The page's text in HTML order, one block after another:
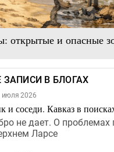
открытые и опасные
ЗАПИСИ В БЛОГАХ
июля 2026
и соседи. Кавказ в
не дает. О проблемах
Ларсе